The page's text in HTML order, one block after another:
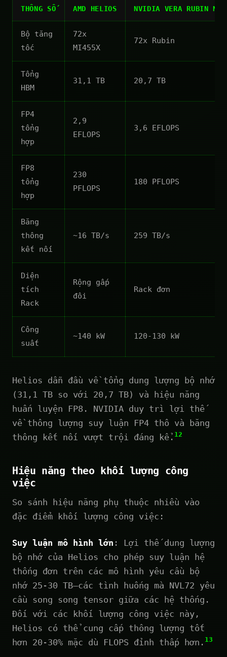
THÔNG SỐ AMD HELIOS NVIDIA VERA RUBIN
Bộ tăng
tốc
72x
MI455X
72x Rubin
Tổng
HBM
31,1 TB 20,7 TB
FP4
tổng
hợp
2,9
EFLOPS
3,6 EFLOPS
FP8
tổng
hợp
230
PFLOPS
180 PFLOPS
Băng
thông
kết nối
~16 TB/s 259 TB/s
Diện
tích
Rack
Rộng gấp
đôi
Rack đơn
Công
suất
~140 kW 120-130 kW
Helios dẫn đầu về tổng dung lượng bộ nhớ
(31,1 TB so với 20,7 TB) và hiệu năng
huấn luyện FP8. NVIDIA duy trì lợi thế
về thông lượng suy luận FP4 thô và băng
thông kết nối vượt trội đáng kể. 12
Hiệu năng theo khối lượng công
việc
So sánh hiệu năng phụ thuộc nhiều vào
đặc điểm khối lượng công việc:
Suy luận mô hình lớn : Lợi thế dung lượng
bộ nhớ của Helios cho phép suy luận hệ
thống đơn trên các mô hình yêu cầu bộ
nhớ 25-30 TB—các tình huống mà NVL72 yêu
cầu song song tensor giữa các hệ thống.
Đối với các khối lượng công việc này,
Helios có thể cung cấp thông lượng tốt
hơn 20-30% mặc dù FLOPS đỉnh thấp hơn. 13